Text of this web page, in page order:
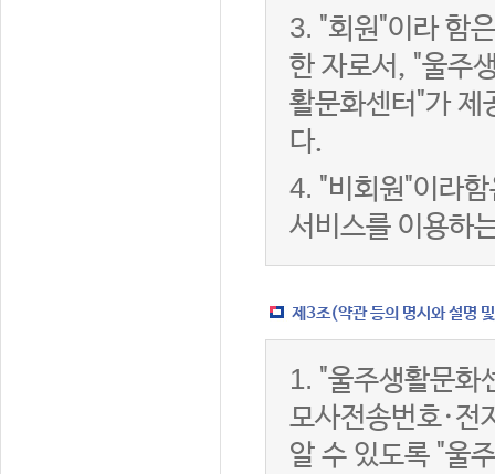
3. "회원"이라 함
한 자로서, "울주
활문화센터"가 제
다.
4. "비회원"이라
서비스를 이용하
제3조(약관 등의 명시와 설명
1. "울주생활문화
모사전송번호·전
알 수 있도록 "울